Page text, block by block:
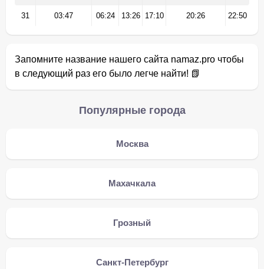
31 03:47 06:24 13:26 17:10 20:26 22:50
Запомните название нашего сайта namaz.pro чтобы
в следующий раз его было легче найти! 📗
Популярные города
Москва
Махачкала
Грозный
Санкт-Петербург